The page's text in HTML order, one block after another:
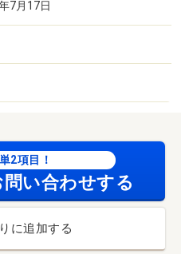
7月17日
2項目！
い合わせする
に追加する